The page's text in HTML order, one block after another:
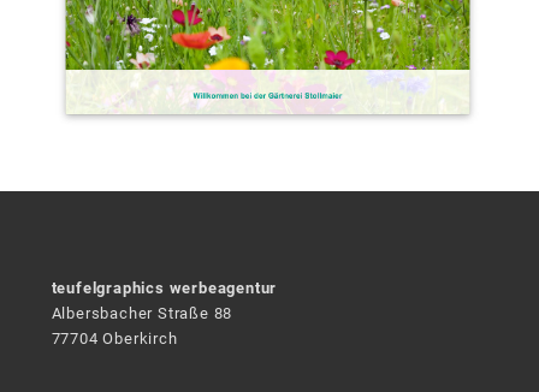
teufelgraphics werbeagentur
Albersbacher Straße 88
77704 Oberkirch